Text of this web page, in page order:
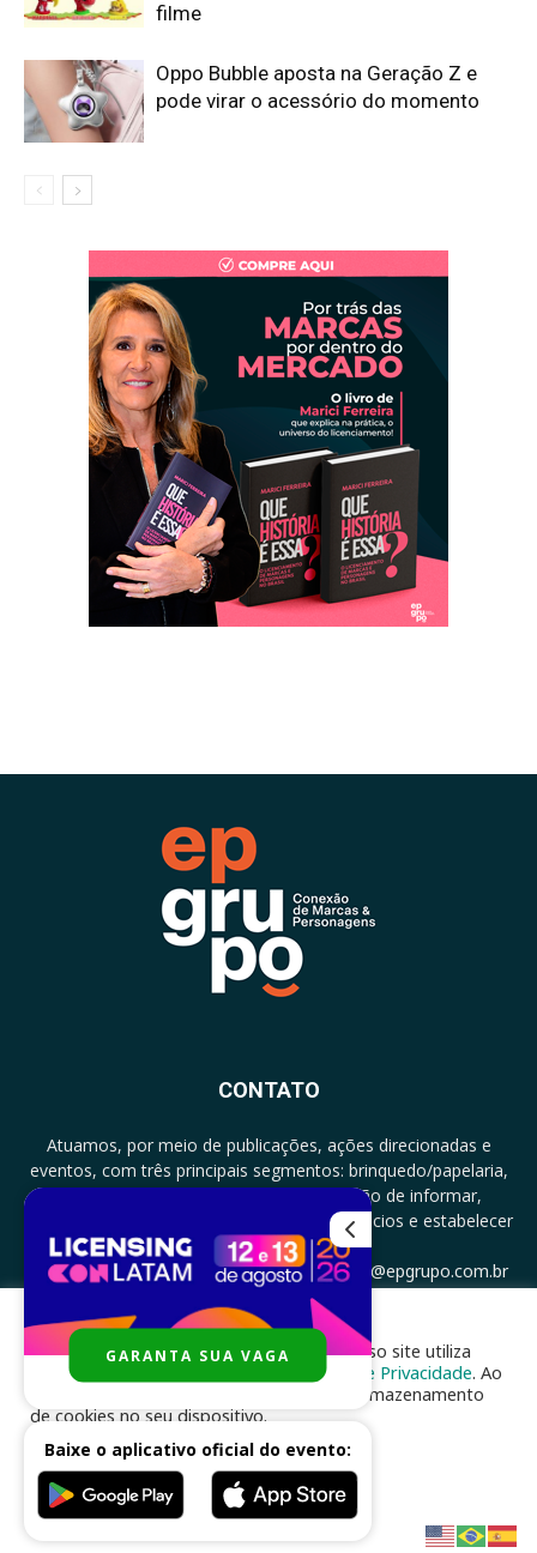
filme
Oppo Bubble aposta na Geração Z e
pode virar o acessório do momento
CONTATO
Atuamos, por meio de publicações, ações direcionadas e
eventos, com três principais segmentos: brinquedo/papelaria,
licenciamento e zero a três com a missão de informar,
documentar, proporcionar encontro de negócios e estabelecer
parcerias.
CONTATO: +5511994513097 - atendimento@epgrupo.com.br
SIGA-NOS
Desenvolvido pornhsinfo.com.br
Para melhor experiência e navegação, nosso site utiliza
cookies, de acordo com a nossa
Política de Privacidade. Ao
clicar em “aceito”, você concorda com o armazenamento
de cookies no seu dispositivo.
ACEITAR
GARANTA SUA VAGA
Baixe o aplicativo oficial do evento: